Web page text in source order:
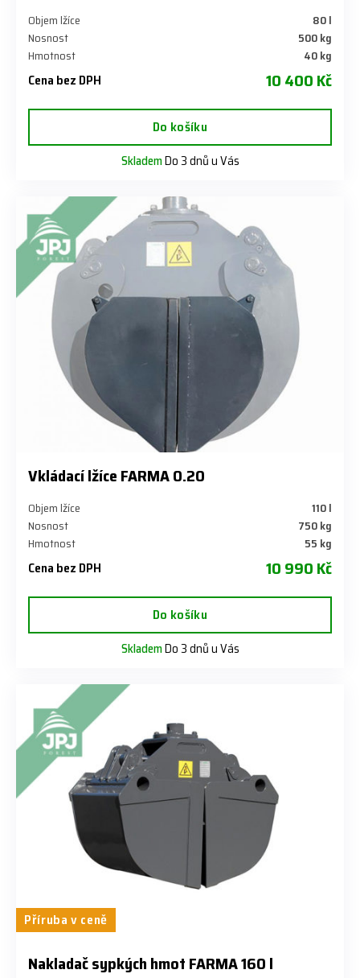
Objem lžíce
80 l
Nosnost
500 kg
Hmotnost
40 kg
Cena bez DPH 10 400 Kč
Do košíku
SklademDo 3 dnů u Vás
Vkládací lžíce FARMA 0.20
Objem lžíce
110 l
Nosnost
750 kg
Hmotnost
55 kg
Cena bez DPH 10 990 Kč
Do košíku
SklademDo 3 dnů u Vás
Příruba v ceně
Nakladač sypkých hmot FARMA 160 l